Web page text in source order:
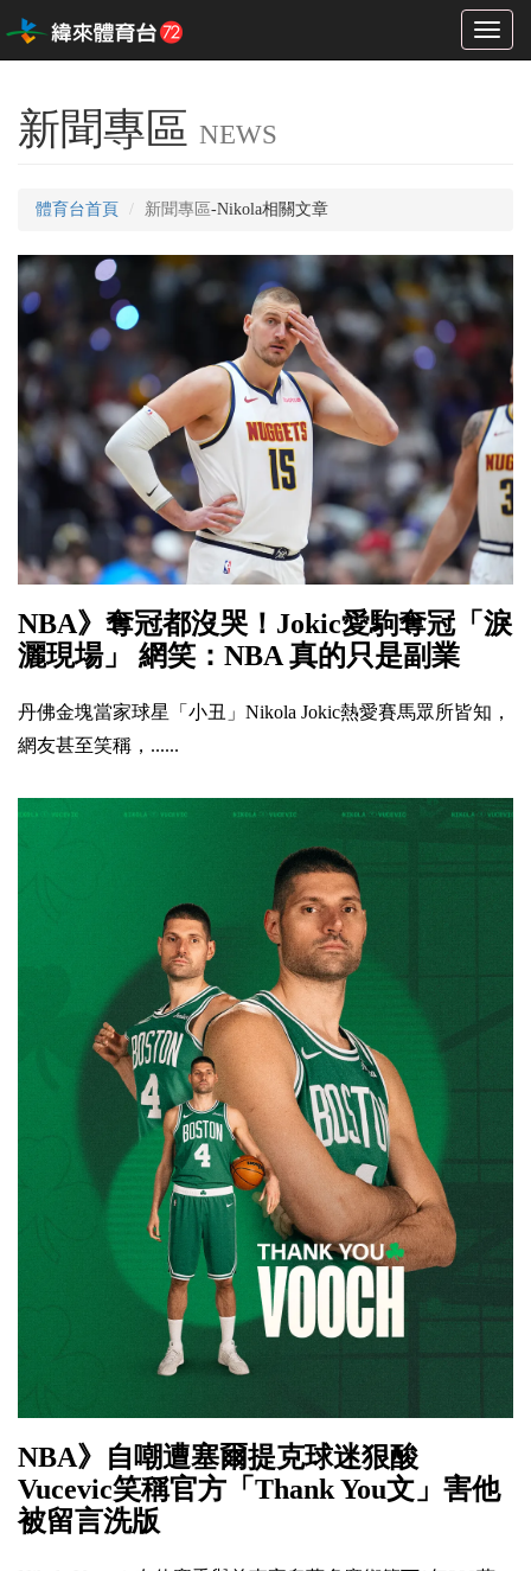
Toggle
新聞專區 NEWS
體育台首頁 新聞專區-Nikola相關文章
NBA》奪冠都沒哭！Jokic愛駒奪冠「淚
灑現場」 網笑：NBA 真的只是副業
丹佛金塊當家球星「小丑」Nikola Jokic熱愛賽馬眾所皆知，
網友甚至笑稱，......
NBA》自嘲遭塞爾提克球迷狠酸
Vucevic笑稱官方「Thank You文」害他
被留言洗版